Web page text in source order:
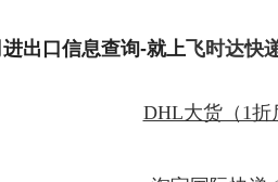
进出口信息查询-就上飞时达快
DHL大货（1折